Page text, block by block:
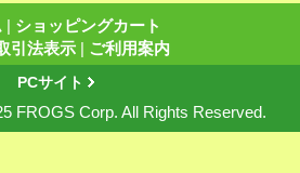
| ショッピングカート
引法表示 | ご利用案内
PCサイト
FROGS Corp. All Rights Reserved.